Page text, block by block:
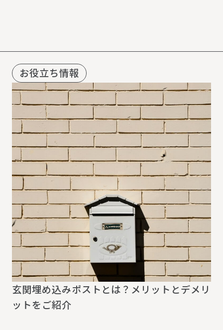
お役立ち情報
玄関埋め込みポストとは？メリットとデメリ
ットをご紹介